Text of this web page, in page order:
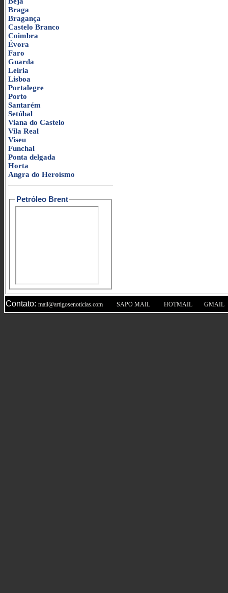
Braga
Bragança
Castelo Branco
Coimbra
Évora
Faro
Guarda
Leiria
Lisboa
Portalegre
Porto
Santarém
Setúbal
Viana do Castelo
Vila Real
Viseu
Funchal
Ponta delgada
Horta
Angra do Heroísmo
Petróleo Brent
Contato: mail@artigosenoticias.com SAPO MAIL HOTMAIL GMAIL